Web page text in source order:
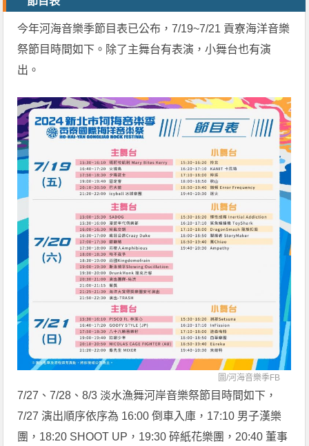
今年河海音樂季節目表已公布，7/19~7/21 貢寮海洋音樂
祭節目時間如下。除了主舞台有表演，小舞台也有演
出。
圖/河海音樂季FB
7/27、7/28、8/3 淡水漁舞河岸音樂祭節目時間如下，
7/27 演出順序依序為 16:00 倒車入庫，17:10 男子漢樂
團，18:20 SHOOT UP，19:30 碎紙花樂團，20:40 董事